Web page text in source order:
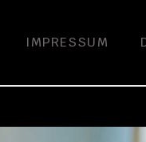
IMPRESSUM